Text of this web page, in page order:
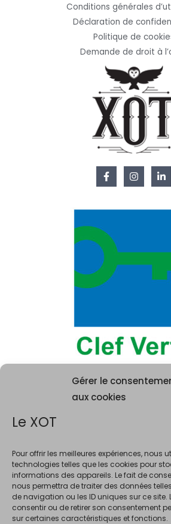
Gérer le
aux cookies
Le XOT
Pour offrir les meilleures expériences, nous
technologies telles que les cookies pour
informations des appareils. Le fait de
nous permettra de traiter des données
de navigation ou les ID uniques sur ce site.
consentir ou de retirer son consentement
sur certaines caractéristiques et fonctions.
Conditions générales
Déclaration de
Politique de
Demande de droit à
La consommation d'alcool est vivement
enceintes. La vente d'alcool est interdite au
En accédant à ce site et à nos offres, vous